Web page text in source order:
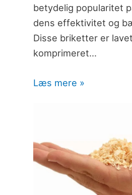
betydelig popularitet
dens effektivitet og
Disse briketter er
komprimeret…
Læs mere »